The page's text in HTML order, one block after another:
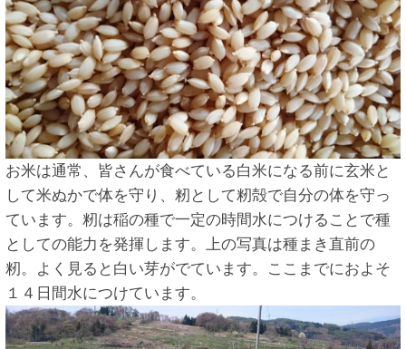
お米は通常、皆さんが食べている白米になる前に玄米と
して米ぬかで体を守り、籾として籾殻で自分の体を守っ
ています。籾は稲の種で一定の時間水につけることで種
としての能力を発揮します。上の写真は種まき直前の
籾。よく見ると白い芽がでています。ここまでにおよそ
１４日間水につけています。